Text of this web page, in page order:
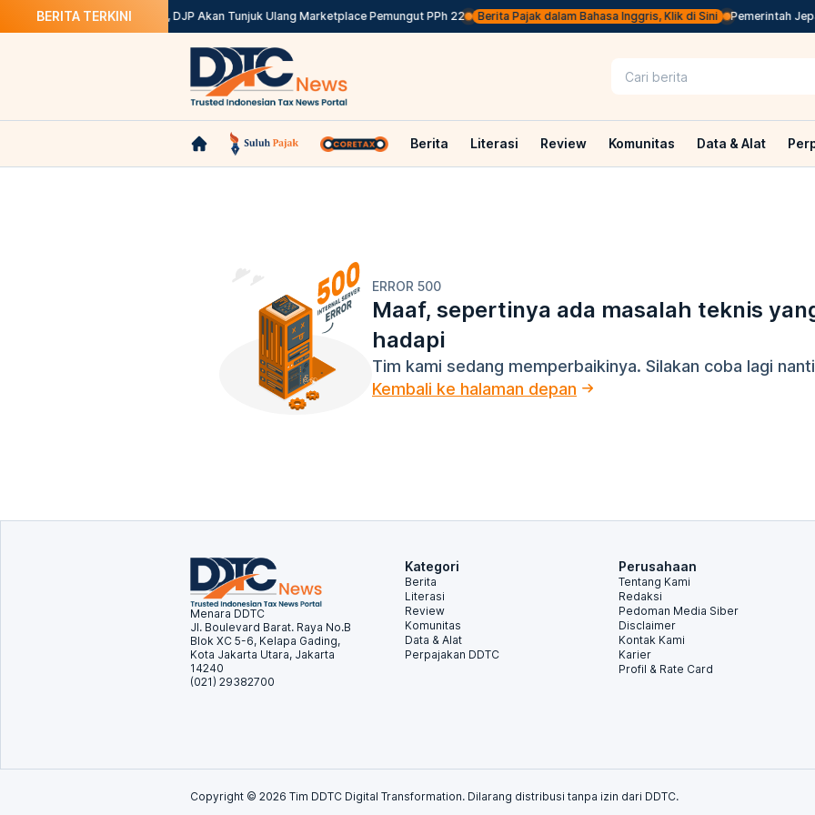
BERITA TERKINI
Solusinya Kepdirjen Batal, DJP Akan Tunjuk Ulang Marketplace Pemungut PPh 22 Berita Pajak dalam Bahasa Inggris, Klik di Sini Pemerintah
Berita Literasi Review Komunitas Data & Alat
ERROR 500
Maaf, sepertinya ada masalah teknis
hadapi
Tim kami sedang memperbaikinya. Silakan coba lagi
Kembali ke halaman depan
Menara DDTC
Jl. Boulevard Barat. Raya No.B
Blok XC 5-6, Kelapa Gading,
Kota Jakarta Utara, Jakarta
14240
(021) 29382700
Kategori
Berita
Literasi
Review
Komunitas
Data & Alat
Perpajakan DDTC
Perusahaan
Tentang Kami
Redaksi
Pedoman Media Siber
Disclaimer
Kontak Kami
Karier
Profil & Rate Card
Copyright © 2026 Tim DDTC Digital Transformation. Dilarang distribusi tanpa izin dari DDTC.